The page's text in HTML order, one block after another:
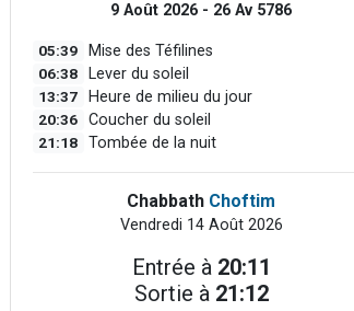
9 Août 2026 - 26 Av 5786
05:39 Mise des Téfilines
06:38 Lever du soleil
13:37 Heure de milieu du jour
20:36 Coucher du soleil
21:18 Tombée de la nuit
Chabbath Choftim
Vendredi 14 Août 2026
Entrée à 20:11
Sortie à 21:12